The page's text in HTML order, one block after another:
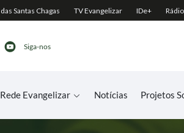
Siga-nos
Rede Evangelizar Notícias Projetos